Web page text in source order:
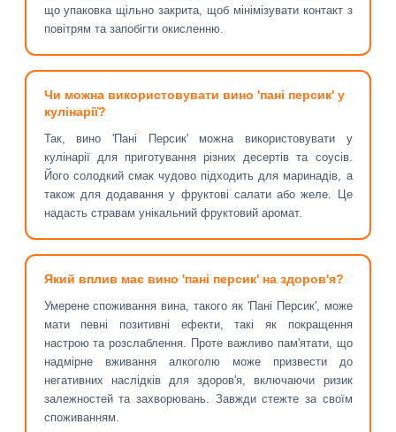
що упаковка щільно закрита, щоб мінімізувати контакт з
повітрям та запобігти окисленню.
Чи можна використовувати вино 'пані персик' у
кулінарії?
Так, вино 'Пані Персик' можна використовувати у
кулінарії для приготування різних десертів та соусів.
Його солодкий смак чудово підходить для маринадів, а
також для додавання у фруктові салати або желе. Це
надасть стравам унікальний фруктовий аромат.
Який вплив має вино 'пані персик' на здоров'я?
Умерене споживання вина, такого як 'Пані Персик', може
мати певні позитивні ефекти, такі як покращення
настрою та розслаблення. Проте важливо пам'ятати, що
надмірне вживання алкоголю може призвести до
негативних наслідків для здоров'я, включаючи ризик
залежностей та захворювань. Завжди стежте за своїм
споживанням.